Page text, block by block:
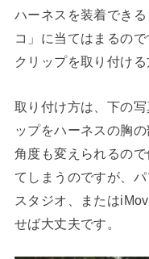
ハーネスを装着でき
コ」に当てはまるの
クリップを取り付け
取り付け方は、下の
ップをハーネスの胸
角度も変えられるの
てしまうのですが、
スタジオ、または
せば大丈夫です。